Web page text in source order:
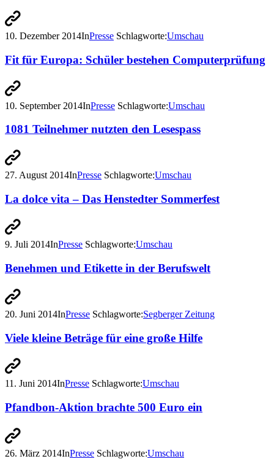
10. Dezember 2014InPresse Schlagworte:Umschau
Fit für Europa: Schüler bestehen Computerprüfung
10. September 2014InPresse Schlagworte:Umschau
1081 Teilnehmer nutzten den Lesespass
27. August 2014InPresse Schlagworte:Umschau
La dolce vita – Das Henstedter Sommerfest
9. Juli 2014InPresse Schlagworte:Umschau
Benehmen und Etikette in der Berufswelt
20. Juni 2014InPresse Schlagworte:Segberger Zeitung
Viele kleine Beträge für eine große Hilfe
11. Juni 2014InPresse Schlagworte:Umschau
Pfandbon-Aktion brachte 500 Euro ein
26. März 2014InPresse Schlagworte:Umschau